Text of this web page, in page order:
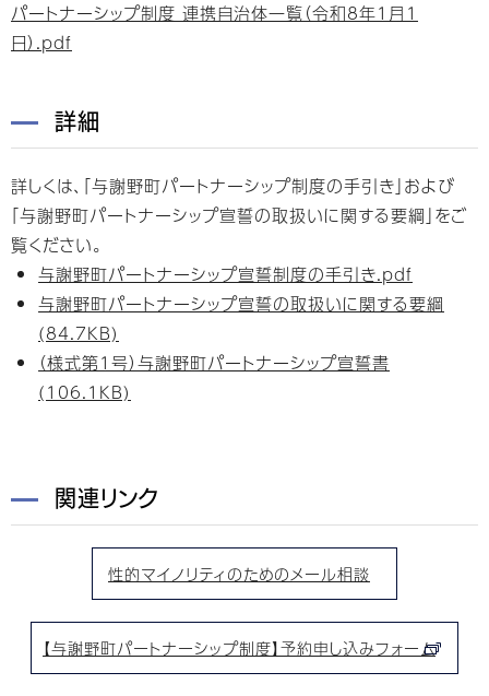
パートナーシップ制度 連携自治体一覧（令和8年1月1
日）.pdf
詳細
詳しくは、「与謝野町パートナーシップ制度の手引き」および
「与謝野町パートナーシップ宣誓の取扱いに関する要綱」をご
覧ください。
与謝野町パートナーシップ宣誓制度の手引き.pdf
与謝野町パートナーシップ宣誓の取扱いに関する要綱
(84.7KB)
（様式第1号）与謝野町パートナーシップ宣誓書
(106.1KB)
関連リンク
性的マイノリティのためのメール相談
【与謝野町パートナーシップ制度】予約申し込みフォーム